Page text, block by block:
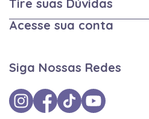
Tire suas Dúvidas
Acesse sua conta
Siga Nossas Redes